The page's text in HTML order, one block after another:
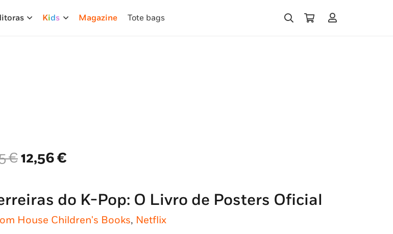
Kids Magazine Tote bags
€O
preço
era:
13,95 €.
12,56€
é:
12,56 €.
do K-Pop: O Livro de Posters Oficial
House Children's Books, Netflix